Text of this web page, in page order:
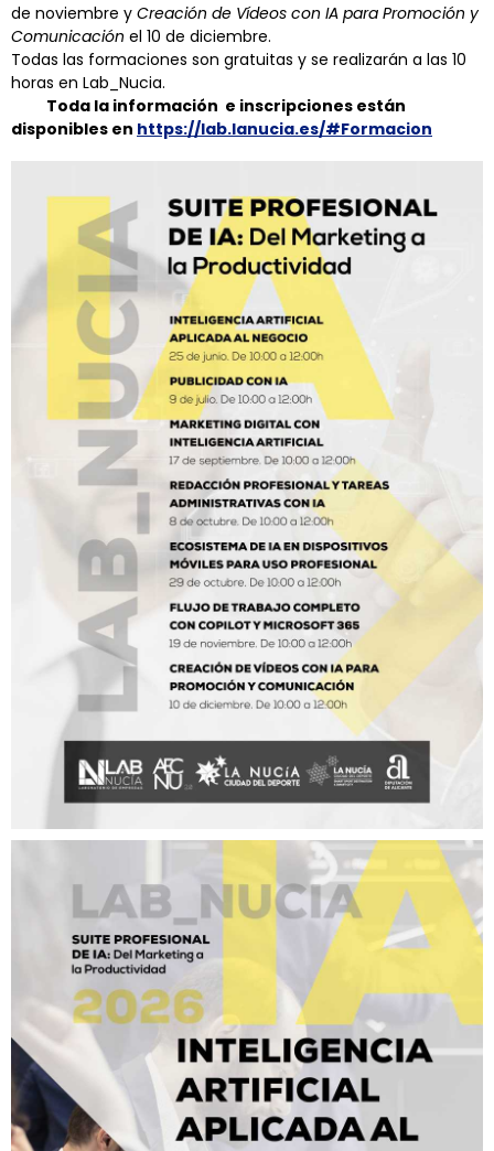
de noviembre y Creación de Vídeos con IA para Promoción y
Comunicación el 10 de diciembre.
Todas las formaciones son gratuitas y se realizarán a las 10
horas en Lab_Nucia.
Toda la información e inscripciones están
disponibles en https://lab.lanucia.es/#Formacion